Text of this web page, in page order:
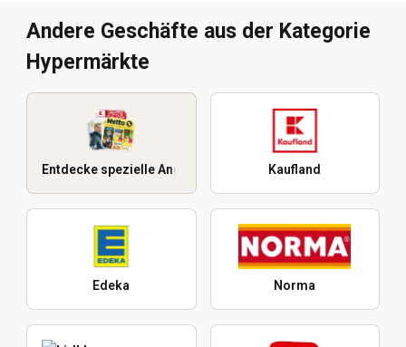
Andere Geschäfte aus der Kategorie
Hypermärkte
Entdecke spezielle Angebote Kaufland
Edeka Norma